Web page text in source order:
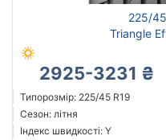
225/
Triangle
2925-3231 ₴
Типорозмір: 225/45 R19
Сезон: літня
Індекс швидкості: Y